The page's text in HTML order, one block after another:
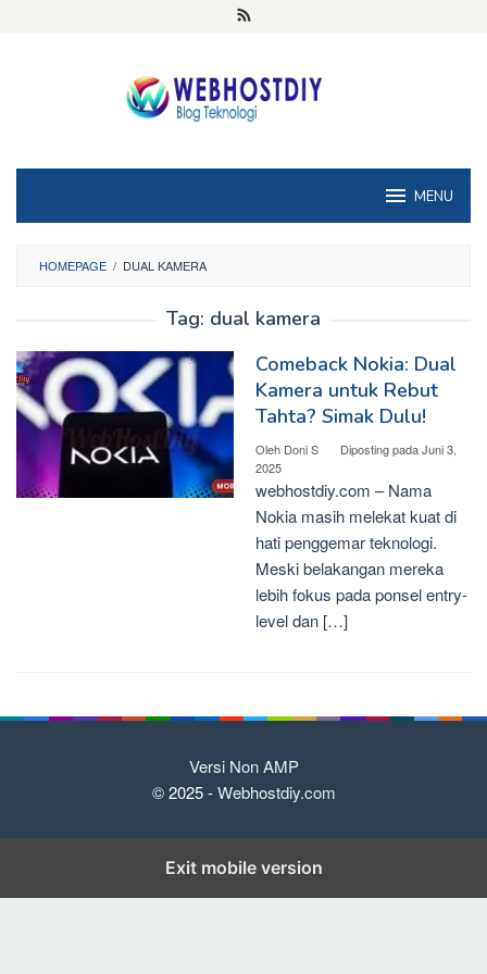
MENU
HOMEPAGE / DUAL KAMERA
Tag: dual kamera
Comeback Nokia: Dual
Kamera untuk Rebut
Tahta? Simak Dulu!
Oleh Doni S Diposting padaJuni 3,
2025
webhostdiy.com – Nama
Nokia masih melekat kuat di
hati penggemar teknologi.
Meski belakangan mereka
lebih fokus pada ponsel entry-
level dan […]
Versi Non AMP
© 2025 -Webhostdiy.com
Exit mobile version